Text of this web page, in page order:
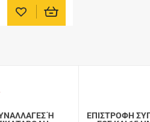
Προσθήκη στα αγαπημένα μου
Ή
ΕΠΙΣΤΡΟΦΗ